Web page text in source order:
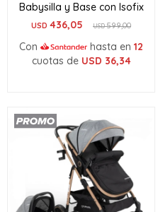
Babysilla y Base con Isofix
USD 436,05 USD599,00
Con hasta en 12
cuotas de USD 36,34